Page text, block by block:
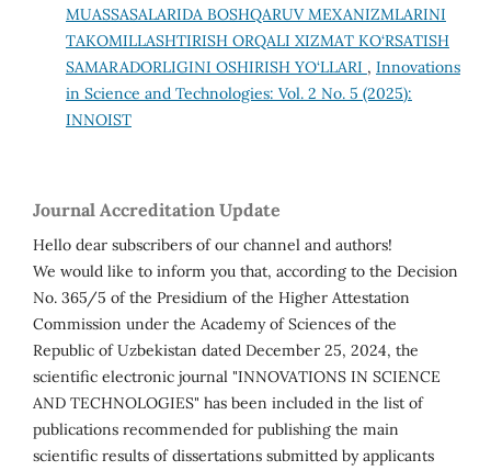
MUASSASALARIDA BOSHQARUV MEXANIZMLARINI
TAKOMILLASHTIRISH ORQALI XIZMAT KO‘RSATISH
SAMARADORLIGINI OSHIRISH YO‘LLARI , Innovations
in Science and Technologies: Vol. 2 No. 5 (2025):
INNOIST
Journal Accreditation Update
Hello dear subscribers of our channel and authors!
We would like to inform you that, according to the Decision
No. 365/5 of the Presidium of the Higher Attestation
Commission under the Academy of Sciences of the
Republic of Uzbekistan dated December 25, 2024, the
scientific electronic journal "INNOVATIONS IN SCIENCE
AND TECHNOLOGIES" has been included in the list of
publications recommended for publishing the main
scientific results of dissertations submitted by applicants